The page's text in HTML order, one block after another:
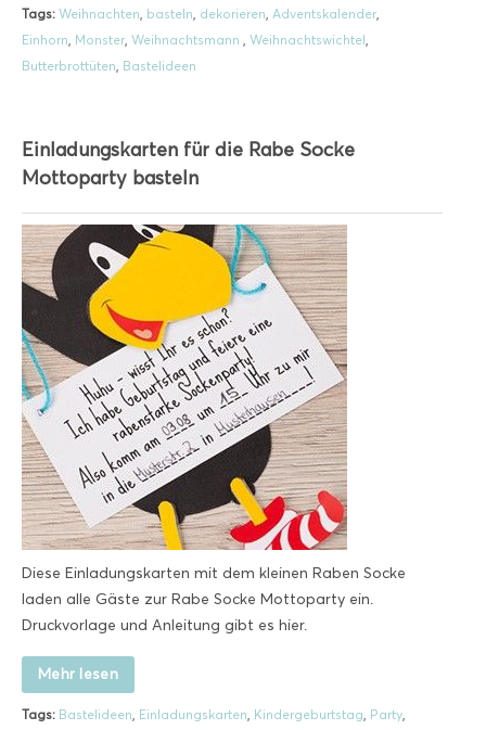
Tags: Weihnachten, basteln, dekorieren, Adventskalender,
Einhorn, Monster, Weihnachtsmann , Weihnachtswichtel,
Butterbrottüten, Bastelideen
Einladungskarten für die Rabe Socke
Mottoparty basteln
Diese Einladungskarten mit dem kleinen Raben Socke
laden alle Gäste zur Rabe Socke Mottoparty ein.
Druckvorlage und Anleitung gibt es hier.
Mehr lesen
Tags: Bastelideen, Einladungskarten, Kindergeburtstag, Party,